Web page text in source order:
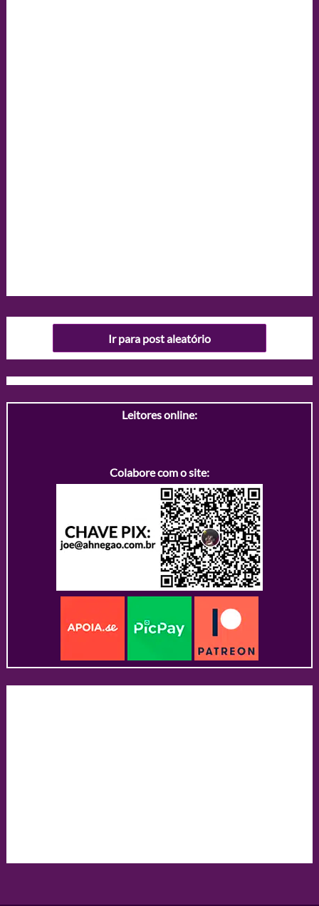
Ir para post aleatório
Leitores online:
Colabore com o site: